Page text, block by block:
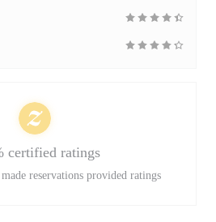
certified ratings
reservations provided ratings